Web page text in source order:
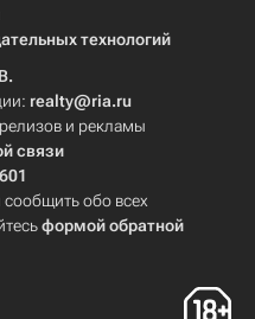
технологий
realty@ria.ru
и рекламы
связи
сообщить обо всех
формой обратной